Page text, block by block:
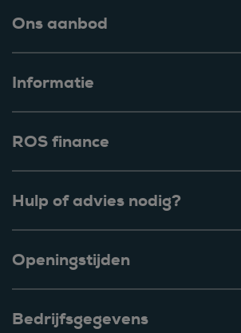
Ons aanbod
Informatie
ROS finance
Hulp of advies nodig?
Openingstijden
Bedrijfsgegevens